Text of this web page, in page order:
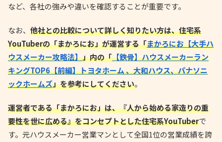
など、各社の強みや違いを確認することが重要です。
なお、 他社との比較について詳しく知りたい方は、住宅系
YouTuberの「まかろにお」が運営する「まかろにお【大手ハ
ウスメーカー攻略法】」内の「【鉄骨】ハウスメーカーラン
キングTOP6【前編】トヨタホーム 、大和ハウス、パナソニ
ックホームズ」を参考にしてください。
運営者である「まかろにお」は、『人から始める家造りの重
要性を世に広める』をコンセプトとした住宅系YouTuberで
す。元ハウスメーカー営業マンとして全国1位の営業成績を誇